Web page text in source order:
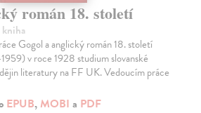
román 18. století
Gogol a anglický román 18. století
v roce 1928 studium slovanské
literatury na FF UK. Vedoucím práce
EPUB, MOBI a PDF